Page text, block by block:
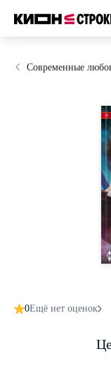
Современные
0Ещё нет оценок